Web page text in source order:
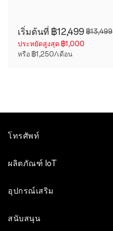
เริ่มต้นที่ ฿12,499 ฿13,499
ประหยัดสูงสุด ฿1,000
หรือ ฿1,250/เดือน
โทรศัพท์
OPPO Find N6
OPPO Find X9s
OPPO Find X9
ผลิตภัณฑ์ IoT
OPPO Pad 5 Matte Display Edition
OPPO Bubble
อุปกรณ์เสริม
OPPO Bubble
สนับสนุน